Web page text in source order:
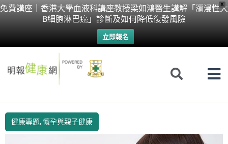
X
免費講座｜香港大學血液科講座教授梁如鴻醫生講解「瀰漫性大
B細胞淋巴癌」診斷及如何降低復發風險
立即報名
Skip
健康專題,懷孕與親子健康